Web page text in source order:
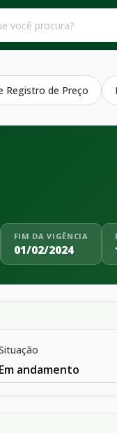
Registro de Preço
FIM DA VIGÊNCIA
01/02/2024
Em andamento